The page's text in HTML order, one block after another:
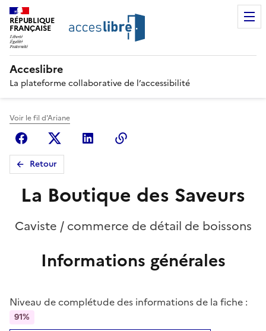
RÉPUBLIQUE
FRANÇAISE
Acceslibre
La plateforme collaborative de l’accessibilité
Voir le fil d'Ariane
FacebookX (anciennement Twitter)
Linkedin
Retour
La Boutique des Saveurs
Caviste / commerce de détail de boissons
Informations générales
Niveau de complétude des informations de la fiche :
91%